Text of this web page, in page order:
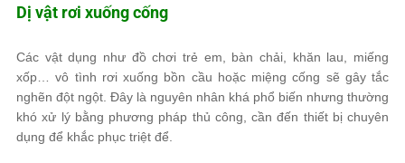
Dị vật rơi xuống cống
Các vật dụng như đồ chơi trẻ em, bàn chải, khăn lau, miếng
xốp… vô tình rơi xuống bồn cầu hoặc miệng cống sẽ gây tắc
nghẽn đột ngột. Đây là nguyên nhân khá phổ biến nhưng thường
khó xử lý bằng phương pháp thủ công, cần đến thiết bị chuyên
dụng để khắc phục triệt để.